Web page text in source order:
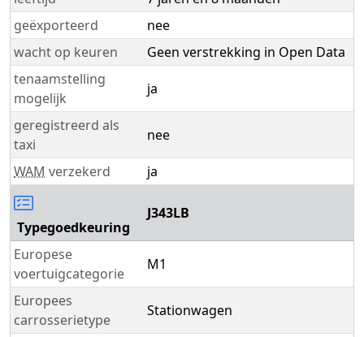
geëxporteerd
nee
wacht op keuren
Geen verstrekking in Open Data
tenaamstelling
mogelijk
ja
geregistreerd als
taxi
nee
WAM verzekerd ja
Typegoedkeuring
J343LB
Europese
voertuigcategorie
M1
Europees
carrosserietype
Stationwagen